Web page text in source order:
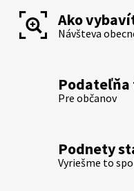
Ako
Návšteva
Pre občanov
Podnety
Vyriešme to